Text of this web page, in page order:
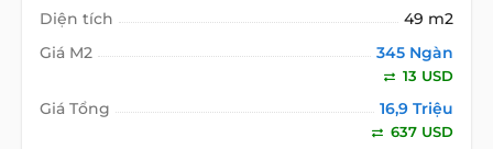
Diện tích
49 m2
Giá M2
345 Ngàn
13 USD
Giá Tổng 16,9 Triệu
637 USD